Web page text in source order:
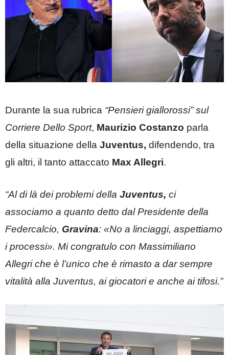
Durante la sua rubrica “Pensieri giallorossi” sul
Corriere Dello Sport, Maurizio Costanzo parla
della situazione della Juventus, difendendo, tra
gli altri, il tanto attaccato Max Allegri.
“Al di là dei problemi della Juventus, ci
associamo a quanto detto dal Presidente della
Federcalcio, Gravina: «No a linciaggi, aspettiamo
i processi». Mi congratulo con Massimiliano
Allegri che è l’unico che è rimasto a dar sempre
vitalità alla Juventus, ai giocatori e anche ai tifosi.”